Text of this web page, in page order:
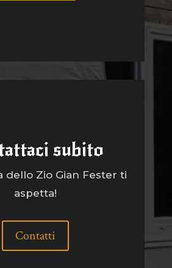
subito
dello Zio Gian Fester ti
aspetta!
Contatti